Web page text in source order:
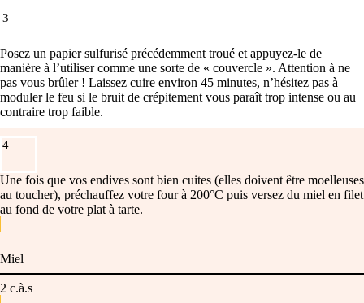
3
Posez un papier sulfurisé précédemment troué et appuyez-le de
manière à l’utiliser comme une sorte de « couvercle ». Attention à ne
pas vous brûler ! Laissez cuire environ 45 minutes, n’hésitez pas à
moduler le feu si le bruit de crépitement vous paraît trop intense ou au
contraire trop faible.
4
Une fois que vos endives sont bien cuites (elles doivent être moelleuses
au toucher), préchauffez votre four à 200°C puis versez du miel en filet
au fond de votre plat à tarte.
Miel
2 c.à.s